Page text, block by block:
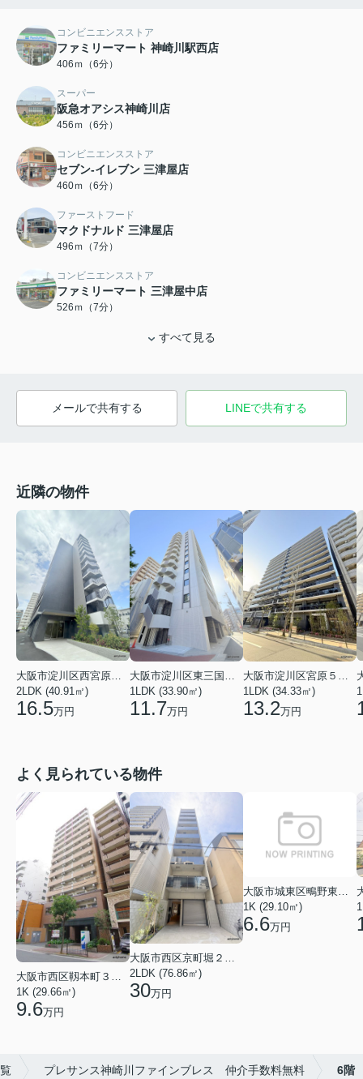
コンビニエンスストア
ファミリーマート 神崎川駅西店
406ｍ（6分）
スーパー
阪急オアシス神崎川店
456ｍ（6分）
コンビニエンスストア
セブン-イレブン 三津屋店
460ｍ（6分）
ファーストフード
マクドナルド 三津屋店
496ｍ（7分）
コンビニエンスストア
ファミリーマート 三津屋中店
526ｍ（7分）
すべて見る
メールで共有する LINEで共有する
近隣の物件
大阪市淀川区西宮原２丁目
2LDK (40.91㎡)
16.5万円
大阪市淀川区東三国５丁目
1LDK (33.90㎡)
11.7万円
大阪市淀川区宮原５丁目
1LDK (34.33㎡)
13.2万円
よく見られている物件
大阪市西区靱本町３丁目
1K (29.66㎡)
9.6万円
2LDK (76.86㎡)
30万円
大阪市城東区鴫野東３丁目
1K (29.10㎡)
6.6万円
プレサンス神崎川ファインブレス 仲介手数料無料 6階